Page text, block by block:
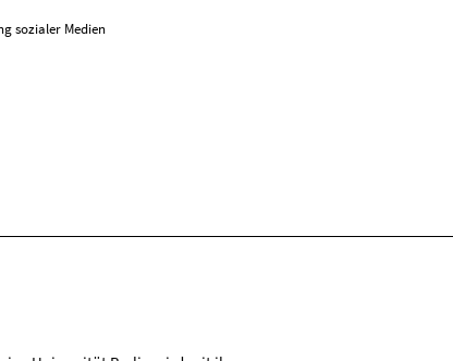
sozialer Medien